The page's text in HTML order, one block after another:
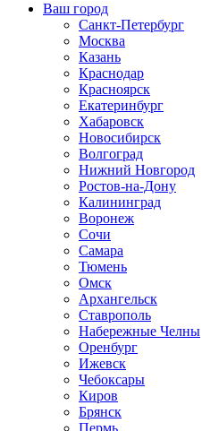
Ваш город
Санкт-Петербург
Москва
Казань
Краснодар
Красноярск
Екатеринбург
Хабаровск
Новосибирск
Волгоград
Нижний Новгород
Ростов-на-Дону
Калининград
Воронеж
Сочи
Самара
Тюмень
Омск
Архангельск
Ставрополь
Набережные Челны
Оренбург
Ижевск
Чебоксары
Киров
Брянск
Пермь